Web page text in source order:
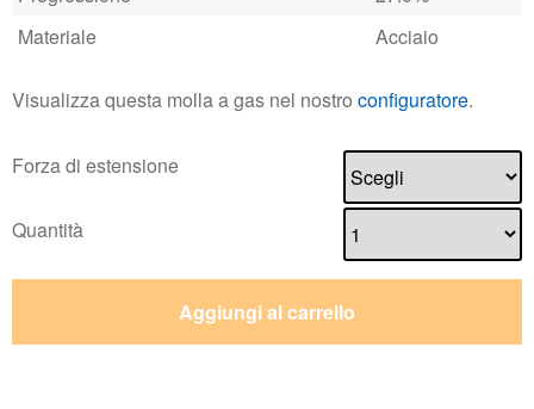
Materiale
Acciaio
Visualizza questa molla a gas nel nostro configuratore.
Forza di estensione
Quantità
Aggiungi al carrello